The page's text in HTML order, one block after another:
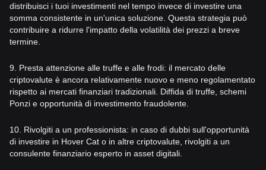
distribuisci i tuoi investimenti nel tempo invece di investire una
somma consistente in un'unica soluzione. Questa strategia può
contribuire a ridurre l'impatto della volatilità dei prezzi a breve
termine.
9. Presta attenzione alle truffe e alle frodi: il mercato delle
criptovalute è ancora relativamente nuovo e meno regolamentato
rispetto ai mercati finanziari tradizionali. Diffida di truffe, schemi
Ponzi e opportunità di investimento fraudolente.
10. Rivolgiti a un professionista: in caso di dubbi sull'opportunità
di investire in Hover Cat o in altre criptovalute, rivolgiti a un
consulente finanziario esperto in asset digitali.